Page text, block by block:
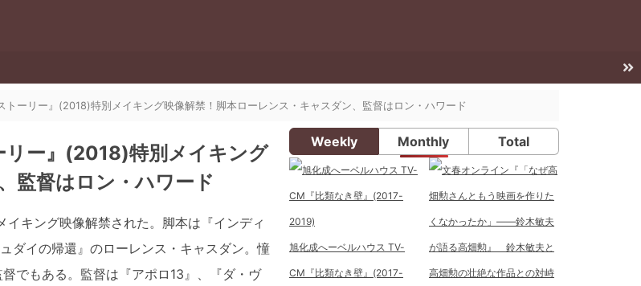
トーリー』(2018)特別メイキング映像解禁！脚本ローレンス・キャスダン、監督はロン・ハワード
リー』(2018)特別メイキング
監督はロン・ハワード
キング映像解禁された。脚本は『インディ
ダイの帰還』のローレンス・キャスダン。憧
でもある。監督は『アポロ13』、『ダ・ヴ
Weekly Monthly Total
旭化成へーベルハウス TV-
CM『比類なき壁』(2017-